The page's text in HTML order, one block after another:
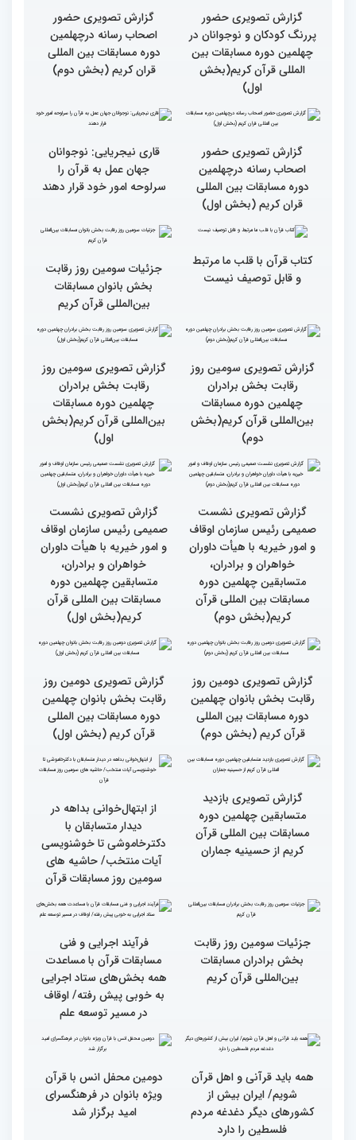
جزئیات چهارمین روز رقابت
بخش برادران مسابقات
بین‌المللی قرآن کریم
گزارش تصویری حضور
پررنگ کودکان و نوجوانان در
المللی قرآن کریم(بخش
دوم)
گزارش تصویری حضور
پررنگ کودکان و نوجوانان در
چهلمین دوره مسابقات بین
اول)
گزارش تصویری حضور
دوره مسابقات بین المللی
قران کریم (بخش دوم)
گزارش تصویری حضور
اصحاب رسانه درچهلمین
دوره مسابقات بین المللی
قران کریم (بخش اول)
قاری نیجریایی: نوجوانان
جهان عمل به قرآن را
سرلوحه امور خود قرار دهند
کتاب قرآن با قلب ما مرتبط
و قابل توصیف نیست
جزئیات سومین روز رقابت
بخش بانوان مسابقات
بین‌المللی قرآن کریم
گزارش تصویری سومین روز
رقابت بخش برادران
چهلمین دوره مسابقات
بین‌المللی قرآن کریم(بخش
دوم)
گزارش تصویری سومین روز
رقابت بخش برادران
چهلمین دوره مسابقات
بین‌المللی قرآن کریم(بخش
اول)
گزارش تصویری نشست
صمیمی رئیس سازمان اوقاف
و امور خیریه با هیأت داوران
خواهران و برادران،
متسابقین چهلمین دوره
مسابقات بین المللی قرآن
کریم(بخش دوم)
گزارش تصویری نشست
صمیمی رئیس سازمان اوقاف
و امور خیریه با هیأت داوران
خواهران و برادران،
متسابقین چهلمین دوره
مسابقات بین المللی قرآن
گزارش تصویری دومین روز
دوره مسابقات بین المللی
قرآن کریم (بخش دوم)
گزارش تصویری دومین روز
رقابت بخش بانوان چهلمین
دوره مسابقات بین المللی
قرآن کریم (بخش اول)
گزارش تصویری بازدید
از ابتهال‌خوانی بداهه در
دیدار متسابقان با
دکترخاموشی تا خوشنویسی
آیات منتخب/ حاشیه های
سومین روز مسابقات قرآن
جزئیات سومین روز رقابت
فرآیند اجرایی و فنی